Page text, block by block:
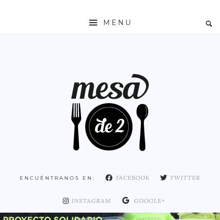
MENU
COMUNIDAD DE MADRID
DISTRITO ARGANZUELA
DISTRITO CHAMARTÍN
ENCUÉNTRANOS EN: FACEBOOK TWITTER
INSTAGRAM GOOGLE+